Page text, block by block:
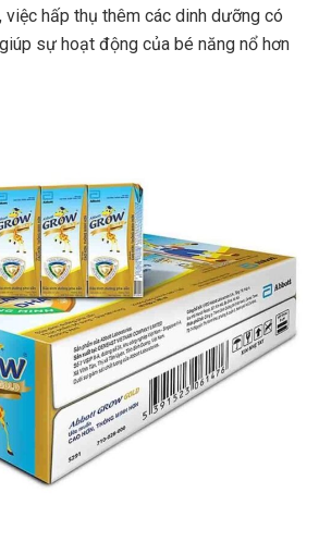
việc hấp thụ thêm các dinh dưỡng có
sự hoạt động của bé năng nổ hơn